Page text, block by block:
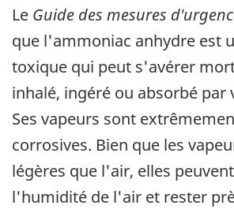
Le Guide des mesures
que l'ammoniac anhydre est
toxique qui peut s'avérer
inhalé, ingéré ou absorbé par
Ses vapeurs sont
corrosives. Bien que les
légères que l'air, elles
l'humidité de l'air et rester